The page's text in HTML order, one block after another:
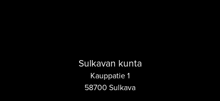
Sulkavan kunta
Kauppatie 1
58700 Sulkava